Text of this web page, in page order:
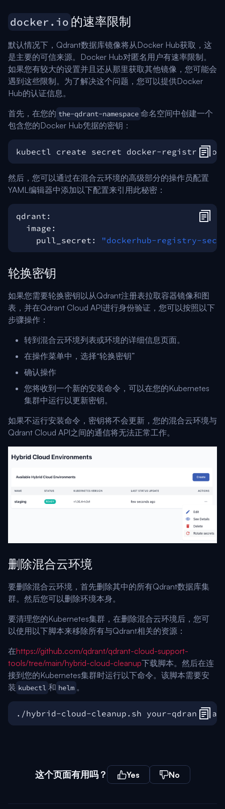
docker.io 的速率限制
默认情况下，Qdrant数据库镜像将从Docker Hub获取，这
是主要的可信来源。Docker Hub对匿名用户有速率限制。
如果您有较大的设置并且还从那里获取其他镜像，您可能会
遇到这些限制。为了解决这个问题，您可以提供Docker
Hub的认证信息。
首先，在您的 the-qdrant-namespace 命名空间中创建一个
包含您的Docker Hub凭据的密钥：
kubectl create secret docker-registry
然后，您可以通过在混合云环境的高级部分的操作员配置
YAML编辑器中添加以下配置来引用此秘密：
qdrant :
image :
pull_secret : "dockerhub-registry-
轮换密钥
如果您需要轮换密钥以从Qdrant注册表拉取容器镜像和图
表，并在Qdrant Cloud API进行身份验证，您可以按照以下
步骤操作：
转到混合云环境列表或环境的详细信息页面。
在操作菜单中，选择“轮换密钥”
确认操作
您将收到一个新的安装命令，可以在您的Kubernetes
集群中运行以更新密钥。
如果不运行安装命令，密钥将不会更新，您的混合云环境与
Qdrant Cloud API之间的通信将无法正常工作。
删除混合云环境
要删除混合云环境，首先删除其中的所有Qdrant数据库集
群。然后您可以删除环境本身。
要清理您的Kubernetes集群，在删除混合云环境后，您可
以使用以下脚本来移除所有与Qdrant相关的资源：
在https://github.com/qdrant/qdrant-cloud-support-
tools/tree/main/hybrid-cloud-cleanup下载脚本。然后在连
接到您的Kubernetes集群时运行以下命令。该脚本需要安
装 kubectl 和 helm 。
这个页面有用吗？ Yes No